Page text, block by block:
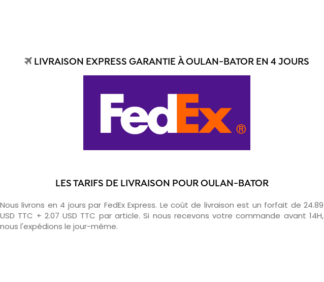
LIVRAISON EXPRESS GARANTIE À OULAN-BATOR EN 4 JOURS
LES TARIFS DE LIVRAISON POUR OULAN-BATOR
Nous livrons en 4 jours par FedEx Express. Le coût de livraison est un forfait de 24.89
USD TTC + 2.07 USD TTC par article. Si nous recevons votre commande avant 14H,
nous l'expédions le jour-même.